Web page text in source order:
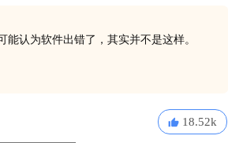
认为软件出错了，其实并不是这样。
18.52k